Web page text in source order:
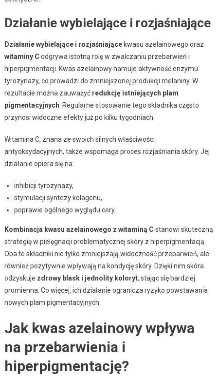
Działanie wybielające i rozjaśniające
Działanie wybielające i rozjaśniającekwasu azelainowego oraz
witaminy C odgrywa istotną rolę w zwalczaniu przebarwień i
hiperpigmentacji. Kwas azelainowy hamuje aktywność enzymu
tyrozynazy, co prowadzi do zmniejszonej produkcji melaniny. W
rezultacie można zauważyć redukcję istniejących plam
pigmentacyjnych . Regularne stosowanie tego składnika często
przynosi widoczne efekty już po kilku tygodniach.
Witamina C, znana ze swoich silnych właściwości
antyoksydacyjnych, także wspomaga proces rozjaśniania skóry. Jej
działanie opiera się na:
inhibicji tyrozynazy,
stymulacji syntezy kolagenu,
poprawie ogólnego wyglądu cery.
Kombinacja kwasu azelainowego z witaminą C stanowi skuteczną
strategię w pielęgnacji problematycznej skóry z hiperpigmentacją.
Oba te składniki nie tylko zmniejszają widoczność przebarwień, ale
również pozytywnie wpływają na kondycję skóry. Dzięki nim skóra
odzyskuje zdrowy blask i jednolity koloryt, stając się bardziej
promienna. Co więcej, ich działanie ogranicza ryzyko powstawania
nowych plam pigmentacyjnych.
Jak kwas azelainowy wpływa
na przebarwienia i
hiperpigmentację?